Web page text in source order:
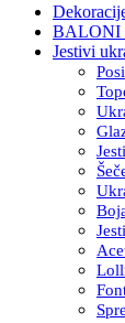
BALONI
Jestivi